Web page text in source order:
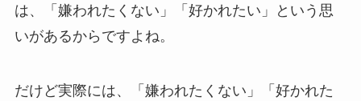
は、「嫌われたくない」「好かれたい」という思
いがあるからですよね。
だけど実際には、「嫌われたくない」「好かれた